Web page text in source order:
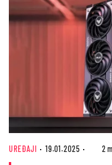
UREĐAJI 19.01.2025 2